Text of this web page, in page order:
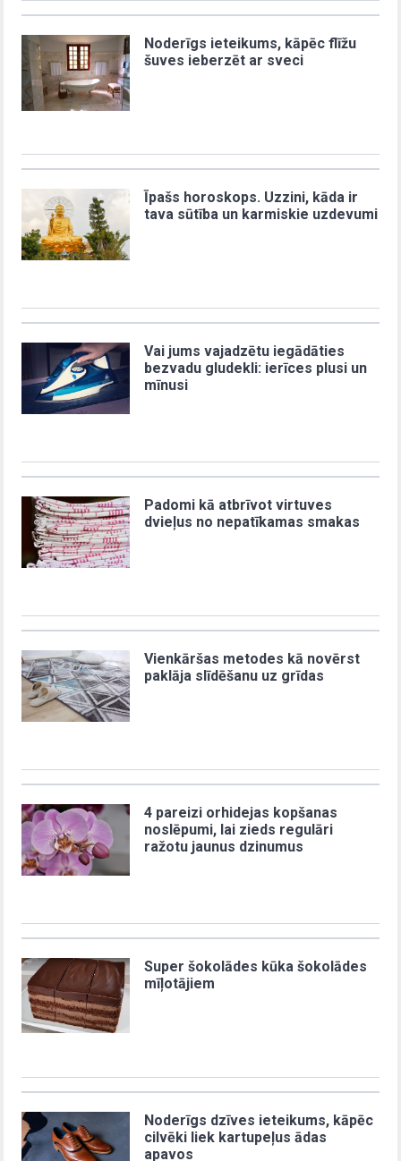
Noderīgs ieteikums, kāpēc flīžu
šuves ieberzēt ar sveci
Īpašs horoskops. Uzzini, kāda ir
tava sūtība un karmiskie uzdevumi
Vai jums vajadzētu iegādāties
bezvadu gludekli: ierīces plusi un
mīnusi
Padomi kā atbrīvot virtuves
dvieļus no nepatīkamas smakas
Vienkāršas metodes kā novērst
paklāja slīdēšanu uz grīdas
4 pareizi orhidejas kopšanas
noslēpumi, lai zieds regulāri
ražotu jaunus dzinumus
Super šokolādes kūka šokolādes
mīļotājiem
Noderīgs dzīves ieteikums, kāpēc
cilvēki liek kartupeļus ādas
apavos